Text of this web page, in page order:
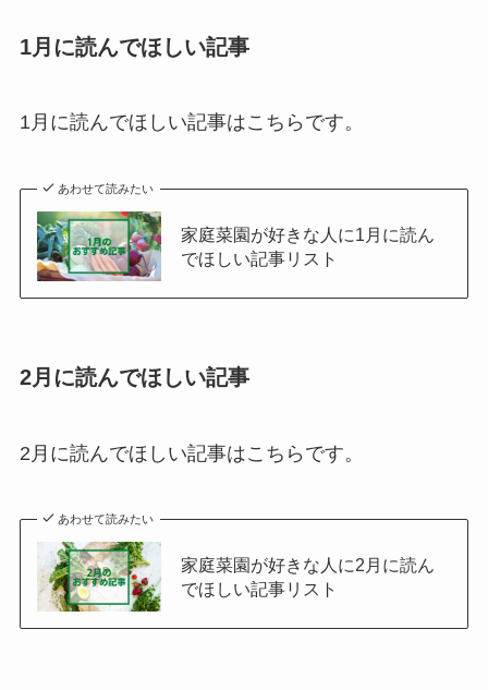
1月に読んでほしい記事
1月に読んでほしい記事はこちらです。
あわせて読みたい
家庭菜園が好きな人に1月に読ん
でほしい記事リスト
2月に読んでほしい記事
2月に読んでほしい記事はこちらです。
あわせて読みたい
家庭菜園が好きな人に2月に読ん
でほしい記事リスト